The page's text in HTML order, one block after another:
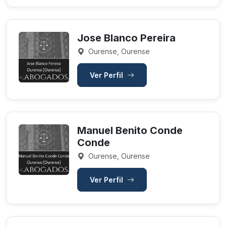
Jose Blanco Pereira
Ourense, Ourense
Ver Perfil
Manuel Benito Conde
Conde
Ourense, Ourense
Ver Perfil